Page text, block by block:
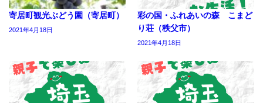
寄居町観光ぶどう園（寄居町）
2021年4月18日
彩の国・ふれあいの森 こまど
り荘（秩父市）
2021年4月18日